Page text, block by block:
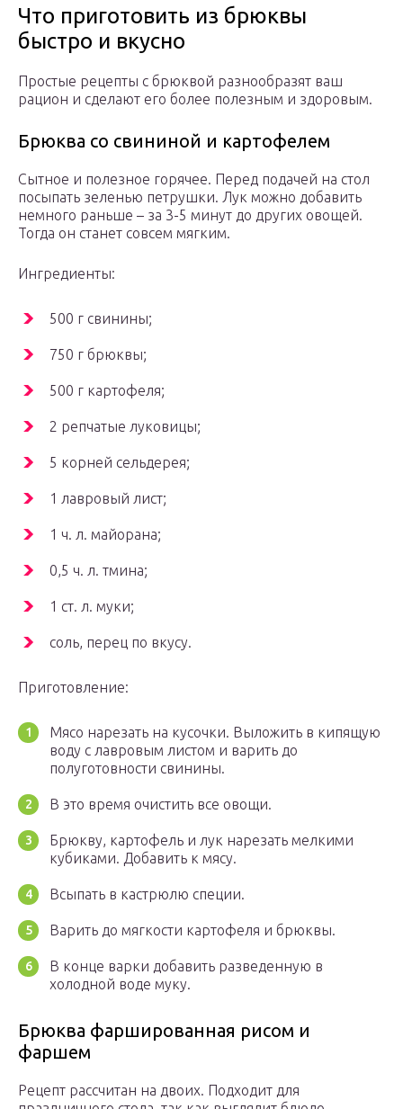
Что приготовить из брюквы
быстро и вкусно
Простые рецепты с брюквой разнообразят ваш
рацион и сделают его более полезным и здоровым.
Брюква со свининой и картофелем
Сытное и полезное горячее. Перед подачей на стол
посыпать зеленью петрушки. Лук можно добавить
немного раньше – за 3-5 минут до других овощей.
Тогда он станет совсем мягким.
Ингредиенты:
500 г свинины;
750 г брюквы;
500 г картофеля;
2 репчатые луковицы;
5 корней сельдерея;
1 лавровый лист;
1 ч. л. майорана;
0,5 ч. л. тмина;
1 ст. л. муки;
соль, перец по вкусу.
Приготовление:
Мясо нарезать на кусочки. Выложить в кипящую
воду с лавровым листом и варить до
полуготовности свинины.
В это время очистить все овощи.
Брюкву, картофель и лук нарезать мелкими
кубиками. Добавить к мясу.
Всыпать в кастрюлю специи.
Варить до мягкости картофеля и брюквы.
В конце варки добавить разведенную в
холодной воде муку.
Брюква фаршированная рисом и
фаршем
Рецепт рассчитан на двоих. Подходит для